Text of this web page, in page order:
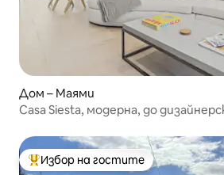
Дом – Маями
Casa Siesta, модерна, до
Най-популярен избор на гостите
Избор на гостите